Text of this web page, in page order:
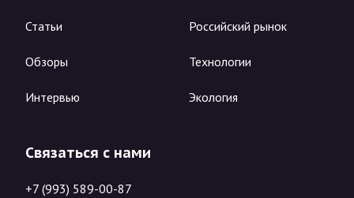
Статьи
Обзоры
Интервью
Российский рынок
Технологии
Экология
Связаться с нами
+7 (993) 589-00-87